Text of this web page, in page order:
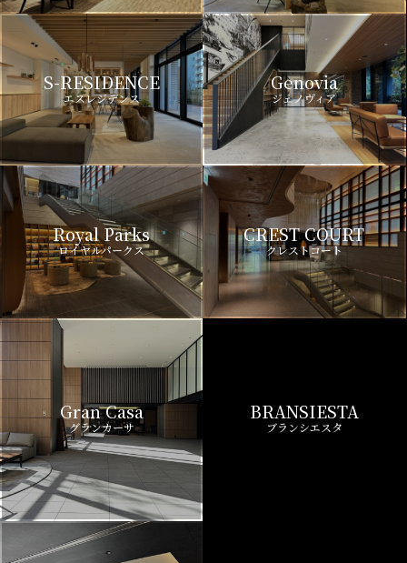
S-RESIDENCE
エスレジデンス
Genovia
ジェノヴィア
Royal Parks
ロイヤルパークス
CREST COURT
クレストコート
Gran Casa
グランカーサ ブランシエスタ
ASYL COURT
アジールコート